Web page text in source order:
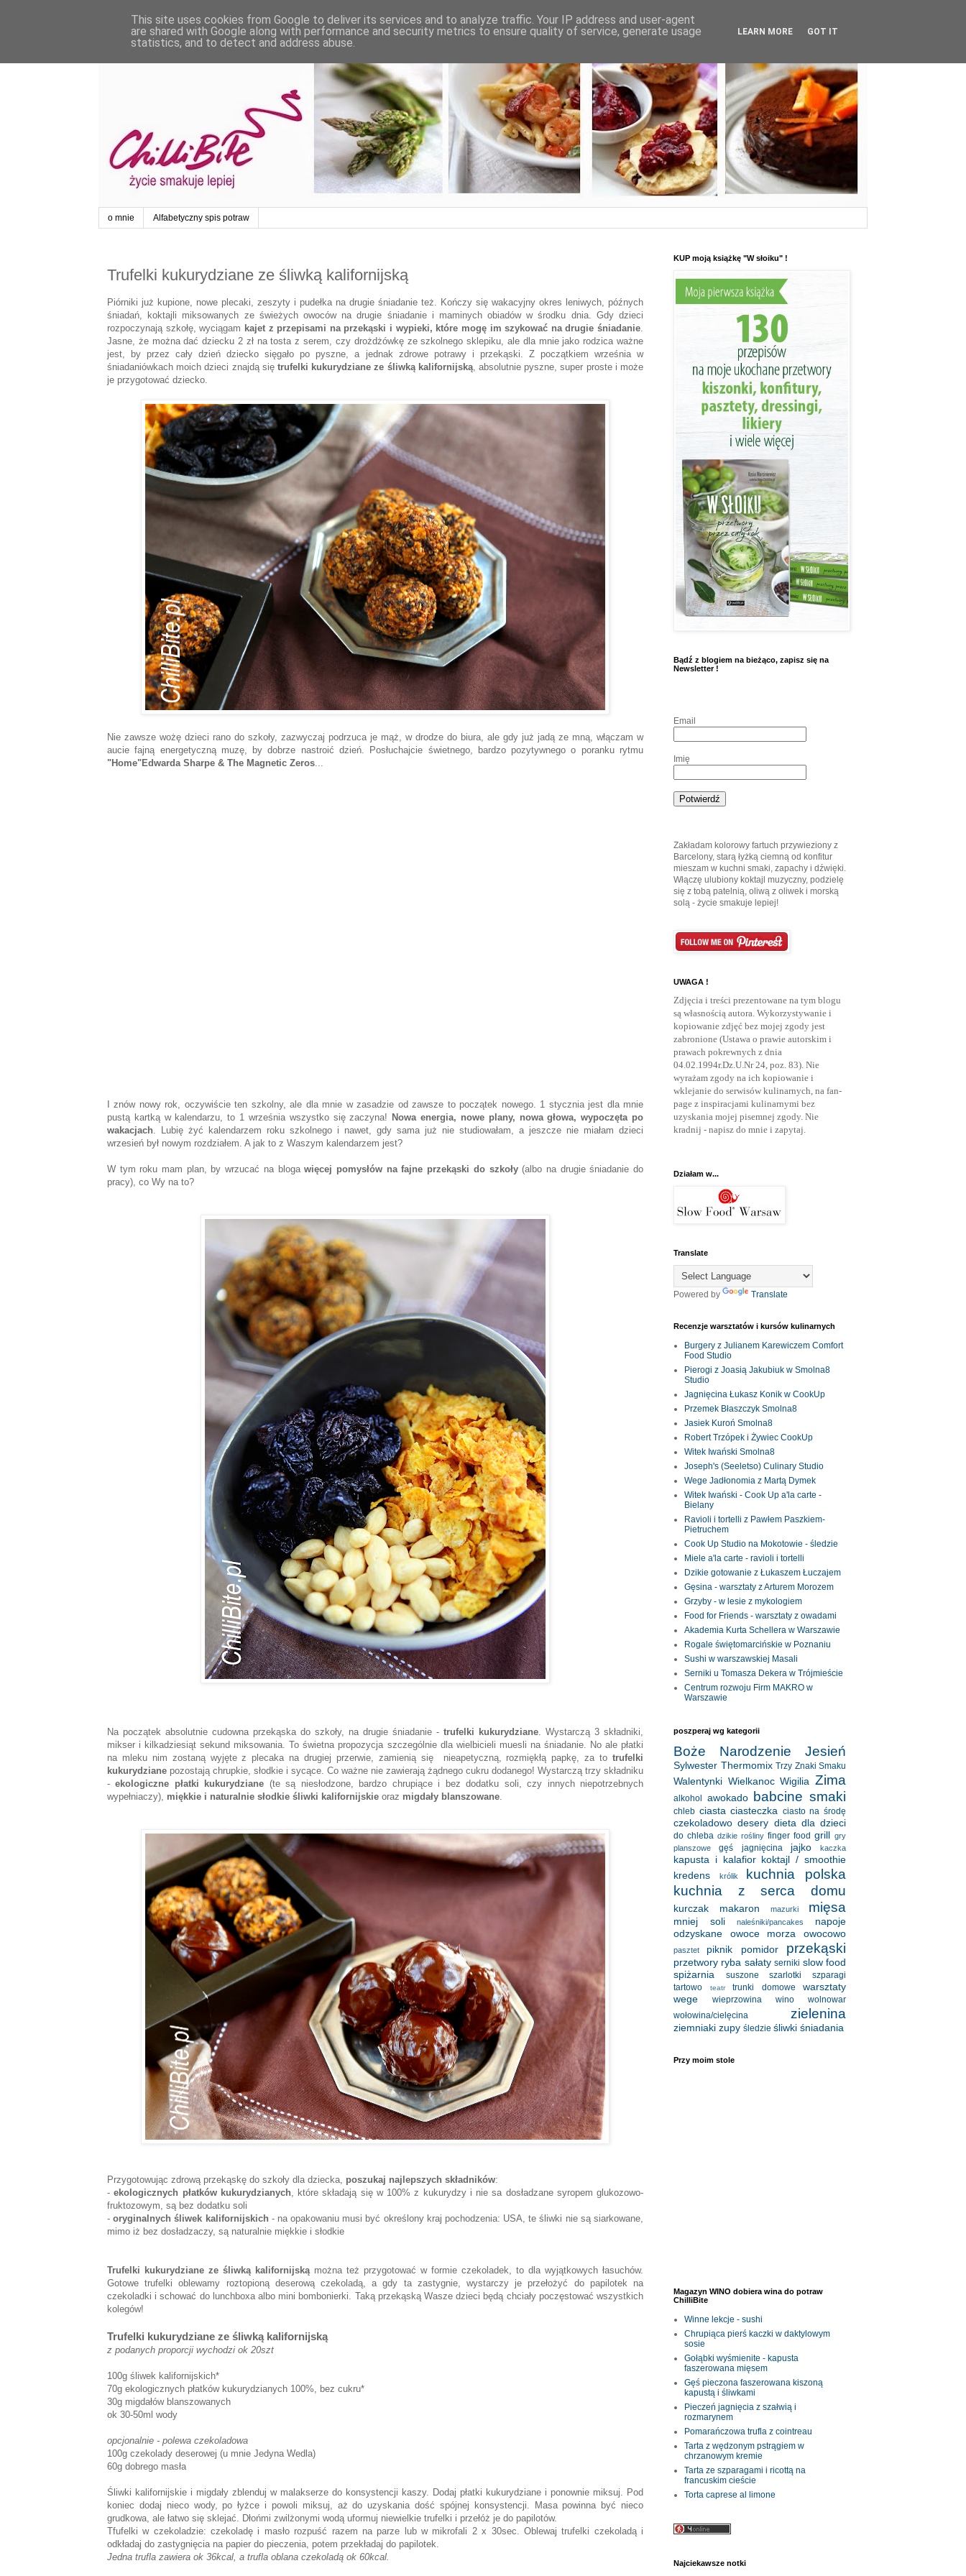
o mnie Alfabetyczny spis potraw
Trufelki kukurydziane ze śliwką kalifornijską
Piórniki już kupione, nowe plecaki, zeszyty i pudełka na drugie śniadanie też. Kończy się wakacyjny okres leniwych, późnych
śniadań, koktajli miksowanych ze świeżych owoców na drugie śniadanie i maminych obiadów w środku dnia. Gdy dzieci
rozpoczynają szkołę, wyciągam kajet z przepisami na przekąski i wypieki, które mogę im szykować na drugie śniadanie.
Jasne, że można dać dziecku 2 zł na tosta z serem, czy drożdżówkę ze szkolnego sklepiku, ale dla mnie jako rodzica ważne
jest, by przez cały dzień dziecko sięgało po pyszne, a jednak zdrowe potrawy i przekąski. Z początkiem września w
śniadaniówkach moich dzieci znajdą się trufelki kukurydziane ze śliwką kalifornijską, absolutnie pyszne, super proste i może
je przygotować dziecko.
Nie zawsze wożę dzieci rano do szkoły, zazwyczaj podrzuca je mąż, w drodze do biura, ale gdy już jadą ze mną, włączam w
aucie fajną energetyczną muzę, by dobrze nastroić dzień. Posłuchajcie świetnego, bardzo pozytywnego o poranku rytmu
"Home"Edwarda Sharpe & The Magnetic Zeros...
I znów nowy rok, oczywiście ten szkolny, ale dla mnie w zasadzie od zawsze to początek nowego. 1 stycznia jest dla mnie
pustą kartką w kalendarzu, to 1 września wszystko się zaczyna! Nowa energia, nowe plany, nowa głowa, wypoczęta po
wakacjach. Lubię żyć kalendarzem roku szkolnego i nawet, gdy sama już nie studiowałam, a jeszcze nie miałam dzieci
wrzesień był nowym rozdziałem. A jak to z Waszym kalendarzem jest?
W tym roku mam plan, by wrzucać na blogawięcej pomysłów na fajne przekąski do szkoły(albo na drugie śniadanie do
pracy), co Wy na to?
Na początek absolutnie cudowna przekąska do szkoły, na drugie śniadanie - trufelki kukurydziane. Wystarczą 3 składniki,
mikser i kilkadziesiąt sekund miksowania. To świetna propozycja szczególnie dla wielbicieli muesli na śniadanie. No ale płatki
na mleku nim zostaną wyjęte z plecaka na drugiej przerwie, zamienią się nieapetyczną, rozmiękłą papkę, za to trufelki
kukurydziane pozostają chrupkie, słodkie i sycące. Co ważne nie zawierają żądnego cukru dodanego! Wystarczą trzy składniku
-ekologiczne płatki kukurydziane (te są niesłodzone, bardzo chrupiące i bez dodatku soli, czy innych niepotrzebnych
wypełniaczy), miękkie i naturalnie słodkie śliwki kalifornijskie oraz migdały blanszowane.
Przygotowując zdrową przekąskę do szkoły dla dziecka, poszukaj najlepszych składników:
-ekologicznych płatków kukurydzianych, które składają się w 100% z kukurydzy i nie sa dosładzane syropem glukozowo-
fruktozowym, są bez dodatku soli
-oryginalnych śliwek kalifornijskich - na opakowaniu musi być określony kraj pochodzenia: USA, te śliwki nie są siarkowane,
mimo iż bez dosładzaczy, są naturalnie miękkie i słodkie
Trufelki kukurydziane ze śliwką kalifornijskąmożna też przygotować w formie czekoladek, to dla wyjątkowych łasuchów.
Gotowe trufelki oblewamy roztopioną deserową czekoladą, a gdy ta zastygnie, wystarczy je przełożyć do papilotek na
czekoladki i schować do lunchboxa albo mini bombonierki. Taką przekąską Wasze dzieci będą chciały poczęstować wszystkich
kolegów!
Trufelki kukurydziane ze śliwką kalifornijską
z podanych proporcji wychodzi ok 20szt
100g śliwek kalifornijskich*
70g ekologicznych płatków kukurydzianych 100%, bez cukru*
30g migdałów blanszowanych
ok 30-50ml wody
opcjonalnie - polewa czekoladowa
100g czekolady deserowej (u mnie Jedyna Wedla)
60g dobrego masła
Śliwki kalifornijskie i migdały zblenduj w malakserze do konsystencji kaszy. Dodaj płatki kukurydziane i ponownie miksuj. Pod
koniec dodaj nieco wody, po łyżce i powoli miksuj, aż do uzyskania dość spójnej konsystencji. Masa powinna być nieco
grudkowa, ale łatwo się sklejać. Dłońmi zwilżonymi wodą uformuj niewielkie trufelki i przełóż je do papilotów.
Tfufelki w czekoladzie: czekoladę i masło rozpuść razem na parze lub w mikrofali 2 x 30sec. Oblewaj trufelki czekoladą i
odkładaj do zastygnięcia na papier do pieczenia, potem przekładaj do papilotek.
Jedna trufla zawiera ok 36kcal, a trufla oblana czekoladą ok 60kcal.
KUP moją książkę "W słoiku" !
Bądź z blogiem na bieżąco, zapisz się na
Newsletter !
Email
Imię
Zakładam kolorowy fartuch przywieziony z
Barcelony, starą łyżką ciemną od konfitur
mieszam w kuchni smaki, zapachy i dźwięki.
Włączę ulubiony koktajl muzyczny, podzielę
się z tobą patelnią, oliwą z oliwek i morską
solą - życie smakuje lepiej!
UWAGA !
Zdjęcia i treści prezentowane na tym blogu
są własnością autora. Wykorzystywanie i
kopiowanie zdjęć bez mojej zgody jest
zabronione (Ustawa o prawie autorskim i
prawach pokrewnych z dnia
04.02.1994r.Dz.U.Nr 24, poz. 83). Nie
wyrażam zgody na ich kopiowanie i
wklejanie do serwisów kulinarnych, na fan-
page z inspiracjami kulinarnymi bez
uzyskania mojej pisemnej zgody. Nie
kradnij - napisz do mnie i zapytaj.
Działam w...
Translate
Powered by Translate
Recenzje warsztatów i kursów kulinarnych
Burgery z Julianem Karewiczem Comfort
Food Studio
Pierogi z Joasią Jakubiuk w Smolna8
Studio
Jagnięcina Łukasz Konik w CookUp
Przemek Błaszczyk Smolna8
Jasiek Kuroń Smolna8
Robert Trzópek i Żywiec CookUp
Witek Iwański Smolna8
Joseph's (Seeletso) Culinary Studio
Wege Jadłonomia z Martą Dymek
Witek Iwański - Cook Up a'la carte -
Bielany
Ravioli i tortelli z Pawłem Paszkiem-
Pietruchem
Cook Up Studio na Mokotowie - śledzie
Miele a'la carte - ravioli i tortelli
Dzikie gotowanie z Łukaszem Łuczajem
Gęsina - warsztaty z Arturem Morozem
Grzyby - w lesie z mykologiem
Food for Friends - warsztaty z owadami
Akademia Kurta Schellera w Warszawie
Rogale świętomarcińskie w Poznaniu
Sushi w warszawskiej Masali
Serniki u Tomasza Dekera w Trójmieście
Centrum rozwoju Firm MAKRO w
Warszawie
poszperaj wg kategorii
Boże Narodzenie Jesień
Sylwester Thermomix Trzy Znaki Smaku
Walentynki Wielkanoc Wigilia Zima
alkohol awokado babcine smaki
chleb ciasta ciasteczka ciasto na środę
czekoladowo desery dieta dla dzieci
do chleba dzikie rośliny finger food grill gry
planszowe
gęś jagnięcina jajko kaczka
kapusta i kalafior koktajl / smoothie
kredens
królik
kuchnia polska
kuchnia z serca domu
kurczak makaron mazurki mięsa
mniej soli naleśniki/pancakes
napoje
odzyskane
owoce morza owocowo
pasztet piknik pomidor przekąski
przetwory ryba sałaty serniki slow food
spiżarnia
suszone szarlotki
szparagi
tartowo
teatr trunki domowe
warsztaty
wege
wieprzowina wino
wolnowar
wołowina/cielęcina
zielenina
ziemniaki zupy śledzie śliwki śniadania
Przy moim stole
Magazyn WINO dobiera wina do potraw
ChilliBite
Winne lekcje - sushi
Chrupiąca pierś kaczki w daktylowym
sosie
Gołąbki wyśmienite - kapusta
faszerowana mięsem
Gęś pieczona faszerowana kiszoną
kapustą i śliwkami
Pieczeń jagnięcia z szałwią i
rozmarynem
Pomarańczowa trufla z cointreau
Tarta z wędzonym pstrągiem w
chrzanowym kremie
Tarta ze szparagami i ricottą na
francuskim cieście
Torta caprese al limone
Najciekawsze notki
This site uses cookies from Google to deliver its services and to analyze traffic. Your IP address and user-agent
are shared with Google along with performance and security metrics to ensure quality of service, generate usage
statistics, and to detect and address abuse.
LEARN MORE GOT IT